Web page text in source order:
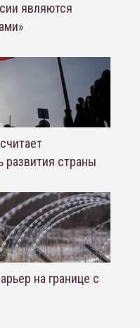
являются
развития страны
на границе с